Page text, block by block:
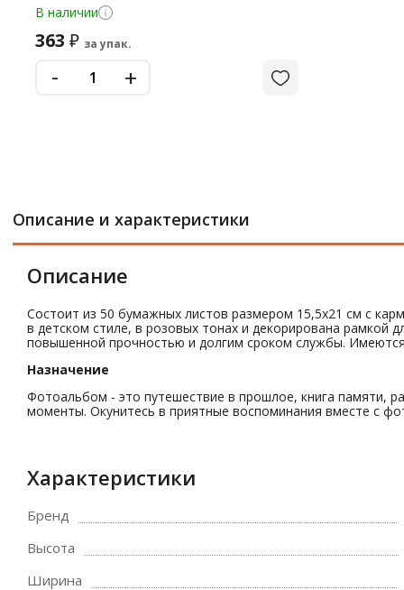
В наличии
363 ₽ за упак.
- +
Описание и характеристики
Описание
Состоит из 50 бумажных листов размером 15,5х21 см с
в детском стиле, в розовых тонах и декорирована
повышенной прочностью и долгим сроком службы.
Назначение
Фотоальбом - это путешествие в прошлое, книга памяти,
моменты. Окунитесь в приятные воспоминания вместе с
Характеристики
Бренд
Высота
Ширина